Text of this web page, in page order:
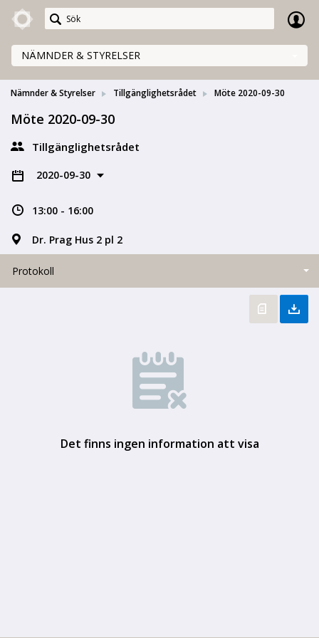
Meetings+
NÄMNDER & STYRELSER
Nämnder & Styrelser Tillgänglighetsrådet Möte 2020-09-30
Möte 2020-09-30
Tillgänglighetsrådet
2020-09-30
13:00 - 16:00
Dr. Prag Hus 2 pl 2
Protokoll
Det finns ingen information att visa